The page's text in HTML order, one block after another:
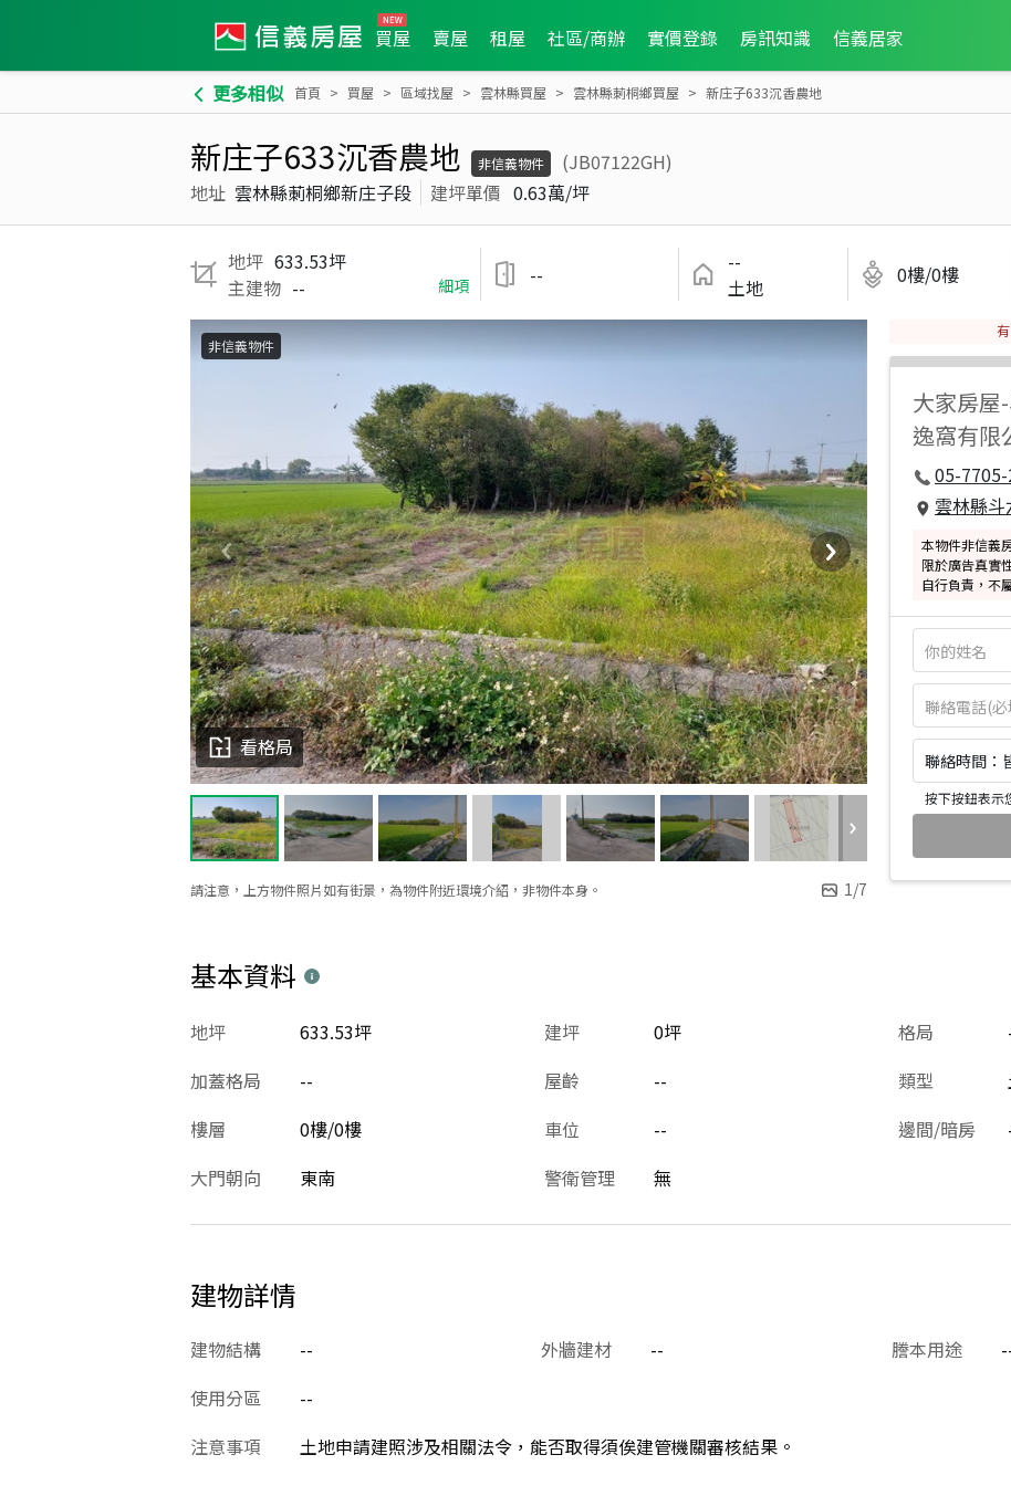
買屋 賣屋 租屋 社區/商辦 實價登錄 房訊知識 信義居家
更多相似 首頁 買屋 區域找屋 雲林縣買屋 雲林縣莿桐鄉買屋 新庄子633沉香農地
新庄子633沉香農地 非信義物件
(JB07122GH)
地址 雲林縣莿桐鄉新庄子段 建坪單價 0.63萬/坪
地坪 633.53坪
主建物 -- 細項 --
--
土地
0樓/0樓
請注意，上方物件照片如有街景，為物件附近環境介紹，非物件本身。 1/7
看格局
非信義物件
有
大家房屋-
逸窩有限
05-
雲林縣
本物件非信義
限於廣告真實
自行負責，不
聯絡時間：
按下按鈕表示
基本資料
建坪 0坪
地坪 633.53坪 格局
加蓋格局
-- 屋齡 -- 類型
樓層
0樓/0樓 車位 -- 邊間/暗房
大門朝向
東南 警衛管理 無
建物詳情
建物結構 -- 外牆建材 -- 謄本用途
使用分區
--
注意事項
土地申請建照涉及相關法令，能否取得須俟建管機關審核結果。